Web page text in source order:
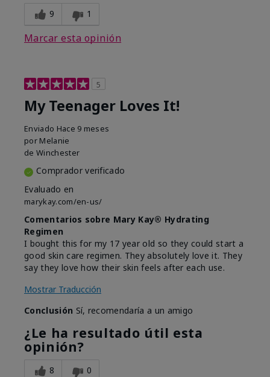
9 1
Marcar esta opinión
5
My Teenager Loves It!
Enviado Hace 9 meses
por Melanie
de Winchester
Comprador verificado
Evaluado en
marykay.com/en-us/
Comentarios sobre Mary Kay® Hydrating
Regimen
I bought this for my 17 year old so they could start a
good skin care regimen. They absolutely love it. They
say they love how their skin feels after each use.
Mostrar Traducción
Conclusión Sí, recomendaría a un amigo
¿Le ha resultado útil esta
opinión?
8 0